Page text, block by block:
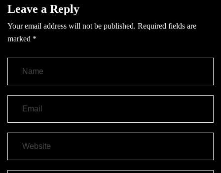
Leave a Reply
Your email address will not be published. Required fields are
marked *